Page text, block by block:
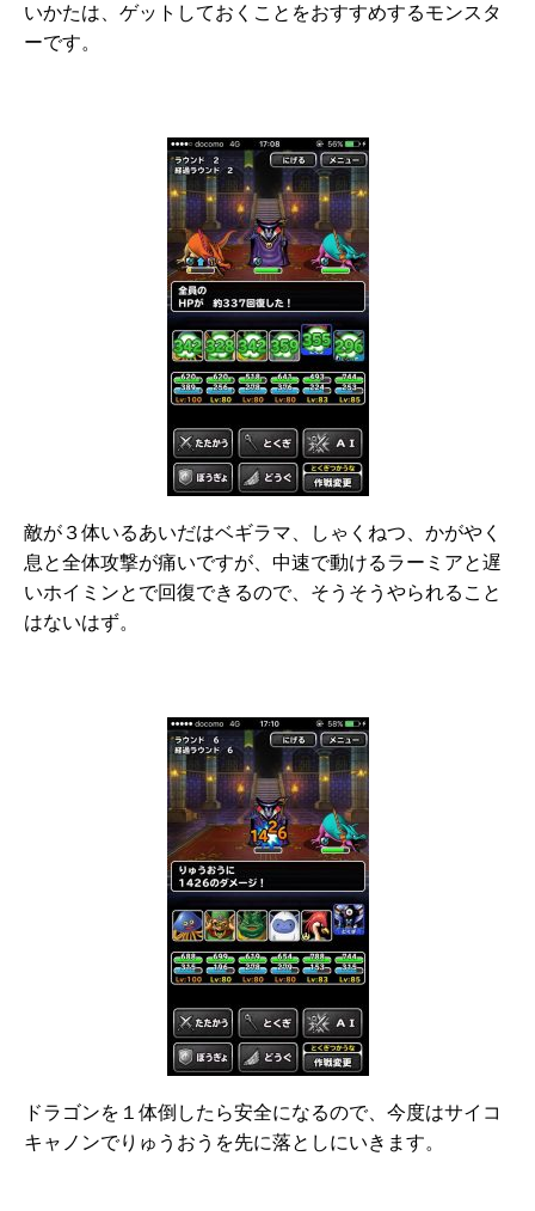
いかたは、ゲットしておくことをおすすめするモンスタ
ーです。
敵が３体いるあいだはベギラマ、しゃくねつ、かがやく
息と全体攻撃が痛いですが、中速で動けるラーミアと遅
いホイミンとで回復できるので、そうそうやられること
はないはず。
ドラゴンを１体倒したら安全になるので、今度はサイコ
キャノンでりゅうおうを先に落としにいきます。